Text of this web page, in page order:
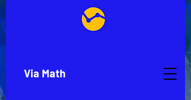
Via Math